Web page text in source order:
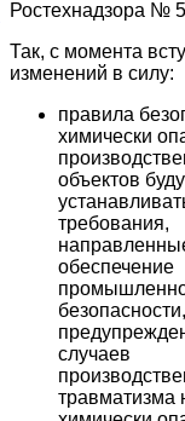
Ростехнадзора №
Так, с момента
изменений в силу:
правила
химически
объектов
требования,
обеспечение
безопасности,
случаев
травматизма